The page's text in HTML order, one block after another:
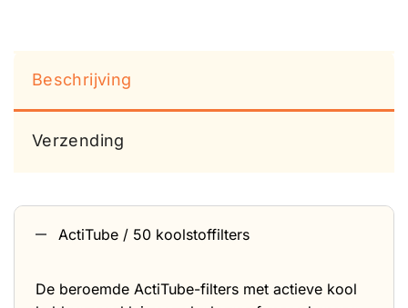
Beschrijving
Verzending
ActiTube / 50 koolstoffilters
De beroemde ActiTube-filters met actieve kool